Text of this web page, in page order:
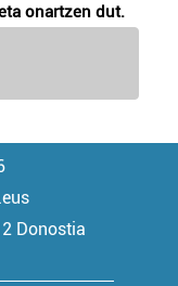
onartzen dut.
Donostia